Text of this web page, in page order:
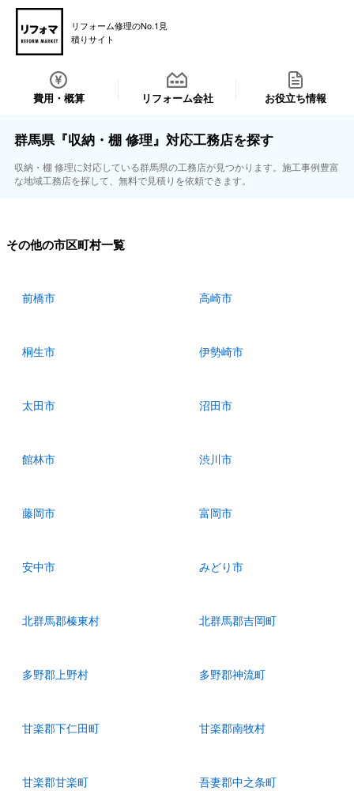
リフォーム修理のNo.1見
積りサイト
費用・概算 リフォーム会社 お役立ち情報
群馬県『収納・棚 修理』対応工務店を探す
収納・棚 修理に対応している群馬県の工務店が見つかります。施工事例豊富
な地域工務店を探して、無料で見積りを依頼できます。
その他の市区町村一覧
前橋市 高崎市
桐生市 伊勢崎市
太田市 沼田市
館林市 渋川市
藤岡市 富岡市
安中市 みどり市
北群馬郡榛東村 北群馬郡吉岡町
多野郡上野村 多野郡神流町
甘楽郡下仁田町 甘楽郡南牧村
甘楽郡甘楽町 吾妻郡中之条町